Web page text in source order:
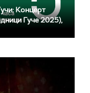
Концерт
Гуче 2025),